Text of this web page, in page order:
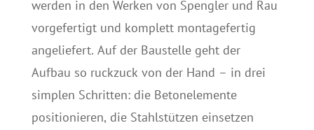
werden in den Werken von Spengler und Rau
vorgefertigt und komplett montagefertig
angeliefert. Auf der Baustelle geht der
Aufbau so ruckzuck von der Hand – in drei
simplen Schritten: die Betonelemente
positionieren, die Stahlstützen einsetzen